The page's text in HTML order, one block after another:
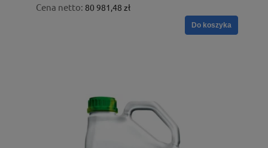
Cena netto: 80 981,48 zł
Do koszyka